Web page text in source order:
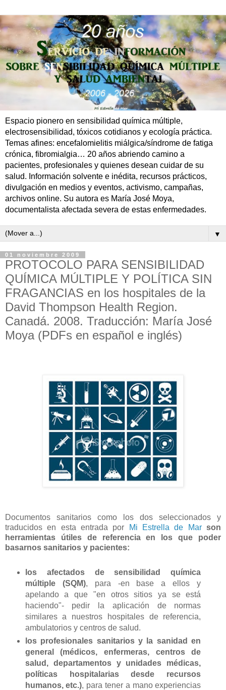
Espacio pionero en sensibilidad química múltiple,
electrosensibilidad, tóxicos cotidianos y ecología práctica.
Temas afines: encefalomielitis miálgica/síndrome de fatiga
crónica, fibromialgia… 20 años abriendo camino a
pacientes, profesionales y quienes desean cuidar de su
salud. Información solvente e inédita, recursos prácticos,
divulgación en medios y eventos, activismo, campañas,
archivos online. Su autora es María José Moya,
documentalista afectada severa de estas enfermedades.
▼
01 noviembre 2009
PROTOCOLO PARA SENSIBILIDAD
QUÍMICA MÚLTIPLE Y POLÍTICA SIN
FRAGANCIAS en los hospitales de la
David Thompson Health Region.
Canadá. 2008. Traducción: María José
Moya (PDFs en español e inglés)
Documentos sanitarios como los dos seleccionados y
traducidos en esta entrada por
Mi Estrella de Mar son
herramientas útiles de referencia en los que poder
basarnos sanitarios y pacientes:
los afectados de sensibilidad química
múltiple (SQM), para -en base a ellos y
apelando a que "en otros sitios ya se está
haciendo"- pedir la aplicación de normas
similares a nuestros hospitales de referencia,
ambulatorios y centros de salud.
los profesionales sanitarios y la sanidad en
general (médicos, enfermeras, centros de
salud, departamentos y unidades médicas,
políticas hospitalarias desde recursos
humanos, etc.), para tener a mano experiencias